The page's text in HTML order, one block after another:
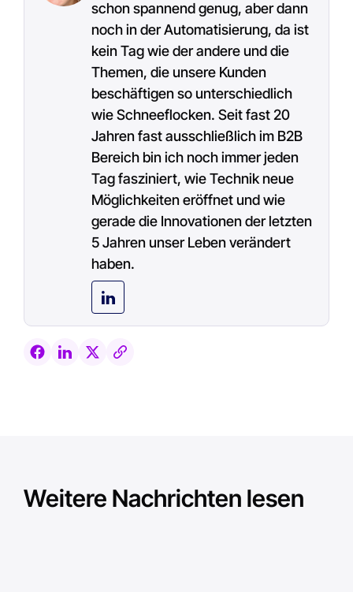
schon spannend genug, aber dann
noch in der Automatisierung, da ist
kein Tag wie der andere und die
Themen, die unsere Kunden
beschäftigen so unterschiedlich
wie Schneeflocken. Seit fast 20
Jahren fast ausschließlich im B2B
Bereich bin ich noch immer jeden
Tag fasziniert, wie Technik neue
Möglichkeiten eröffnet und wie
gerade die Innovationen der letzten
5 Jahren unser Leben verändert
haben.
Weitere Nachrichten lesen